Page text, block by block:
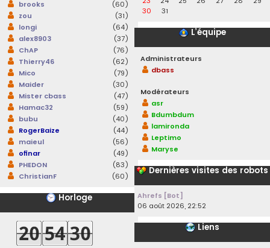
brooks
(60)
zou
(31)
longi
(64)
alex8903
(37)
ChAP
(76)
Thierry46
(62)
Mico
(79)
Maider
(30)
Mister cbass
(47)
Hamac32
(59)
bubu
(40)
RogerBaize
(44)
maieul
(56)
ofinar
(49)
PHEDON
(83)
ChristianF
(60)
Horloge
30
31
L’équipe
Administrateurs
dbass
Modérateurs
asr
Bdumbdum
lamironda
Leptimo
Maryse
Dernières visites des robots
Ahrefs [Bot]
06 août 2026, 22:52
Liens